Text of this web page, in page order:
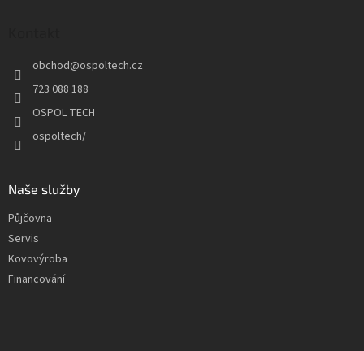
obchod@ospoltech.cz
723 088 188
OSPOL TECH
ospoltech/
Naše služby
Půjčovna
Servis
Kovovýroba
Financování